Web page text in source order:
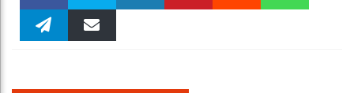
Faceboo Twitter
m